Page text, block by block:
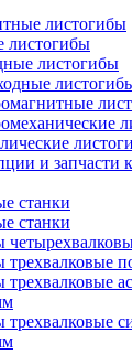
листогибы
листогибы
листогибы
и запчасти
станки
станки
трехвалковые
трехвалковые
трехвалковые